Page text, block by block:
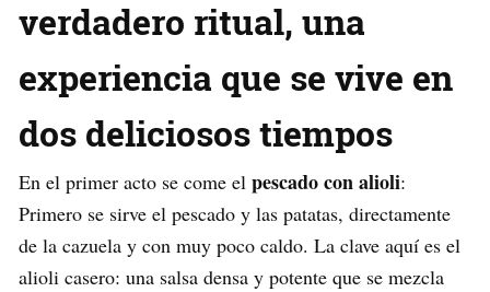
verdadero ritual, una
experiencia que se vive en
dos deliciosos tiempos
En el primer acto se come el pescado con alioli:
Primero se sirve el pescado y las patatas, directamente
de la cazuela y con muy poco caldo. La clave aquí es el
alioli casero: una salsa densa y potente que se mezcla